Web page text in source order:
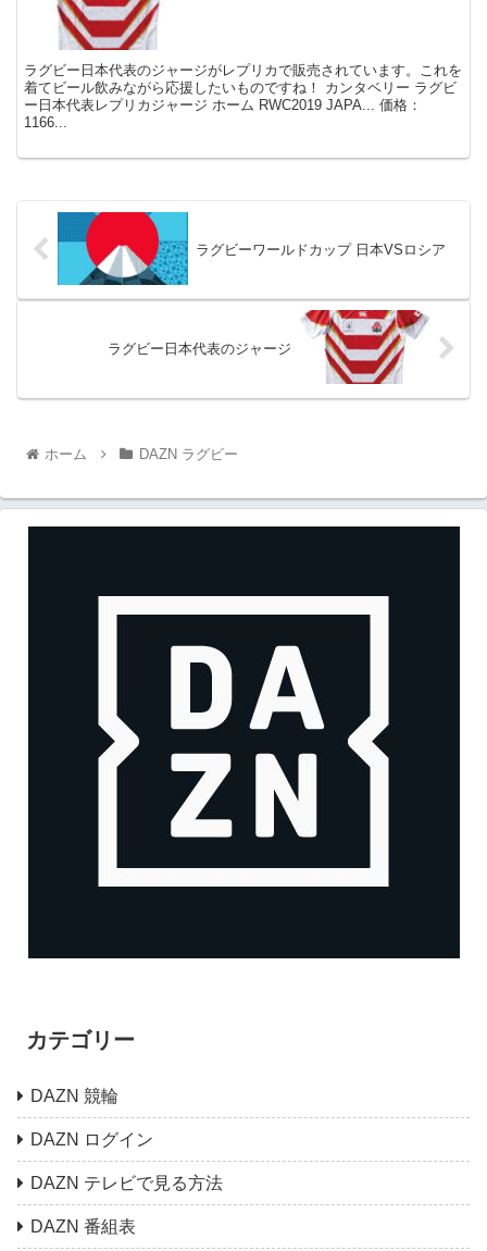
ラグビー日本代表のジャージがレプリカで販売されています。これを
着てビール飲みながら応援したいものですね！ カンタベリー ラグビ
ー日本代表レプリカジャージ ホーム RWC2019 JAPA... 価格：
1166...
ラグビーワールドカップ 日本VSロシア
ラグビー日本代表のジャージ
ホーム DAZN ラグビー
カテゴリー
DAZN 競輪
DAZN ログイン
DAZN テレビで見る方法
DAZN 番組表